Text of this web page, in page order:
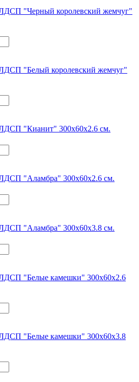
"Черный королевский жемчуг"
"Белый королевский жемчуг"
"Кианит" 300x60x2.6 см.
"Аламбра" 300x60x2.6 см.
"Аламбра" 300x60x3.8 см.
"Белые камешки" 300x60x2.6
"Белые камешки" 300x60x3.8